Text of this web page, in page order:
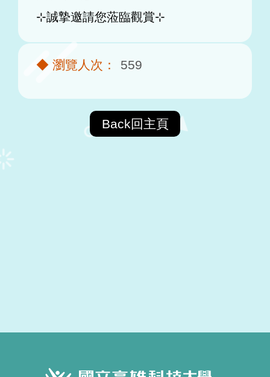
⊹誠摯邀請您蒞臨觀賞⊹
559
Back回主頁